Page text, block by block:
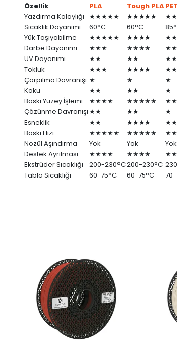
Özellik PLA Tough PLA
Yazdırma Kolaylığı
★★★★★ ★★★★★
Sıcaklık Dayanımı
60°C 60°C
Yük Taşıyabilme
★★★★★ ★★★★
Darbe Dayanımı
★★★ ★★★★
UV Dayanımı
★★ ★★
Tokluk
★★★ ★★★★
Çarpılma Davranışı ★ ★ ★
Koku
★★ ★★ ★
Baskı Yüzey İşlemi
★★★★ ★★★★★
Çözünme Davranışı ★★ ★★ ★
Esneklik
★★ ★★★★
Baskı Hızı
★★★★★ ★★★★★
Nozül Aşındırma
Yok Yok Yok
Destek Ayrılması
★★★★ ★★★★
Ekstrüder Sıcaklığı
200-230°C200-230°C
Tabla Sıcaklığı
60-75°C 60-75°C 70-